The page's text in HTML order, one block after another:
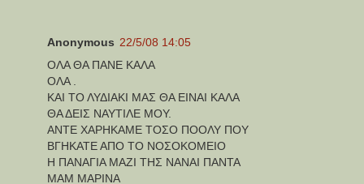
Anonymous 22/5/08 14:05
ΟΛΑ ΘΑ ΠΑΝΕ ΚΑΛΑ
ΟΛΑ .
ΚΑΙ ΤΟ ΛΥΔΙΑΚΙ ΜΑΣ ΘΑ ΕΙΝΑΙ ΚΑΛΑ
ΘΑ ΔΕΙΣ ΝΑΥΤΙΛΕ ΜΟΥ.
ΑΝΤΕ ΧΑΡΗΚΑΜΕ ΤΟΣΟ ΠΟΟΛΥ ΠΟΥ
ΒΓΗΚΑΤΕ ΑΠΟ ΤΟ ΝΟΣΟΚΟΜΕΙΟ
Η ΠΑΝΑΓΙΑ ΜΑΖΙ ΤΗΣ ΝΑΝΑΙ ΠΑΝΤΑ
ΜΑΜ ΜΑΡΙΝΑ